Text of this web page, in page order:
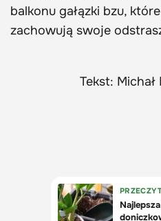
balkonu gałązki bzu,
zachowują swoje
Tekst: